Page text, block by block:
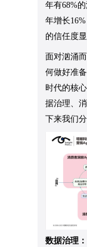
年有68%
年增长
的信任度
面对汹涌
何做好准
时代的核
据治理、
下来我们
数据治理：